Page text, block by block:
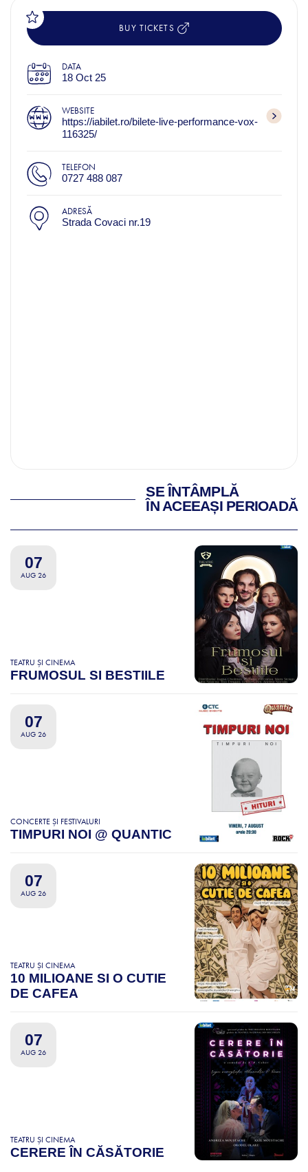
BUY TICKETS
DATA
18 Oct 25
WEBSITE
https://iabilet.ro/bilete-live-performance-vox-
116325/
TELEFON
0727 488 087
ADRESĂ
Strada Covaci nr.19
SE ÎNTÂMPLĂ
ÎN ACEEAȘI PERIOADĂ
07
AUG 26
TEATRU ȘI CINEMA
FRUMOSUL SI BESTIILE
07
AUG 26
CONCERTE ȘI FESTIVALURI
TIMPURI NOI @ QUANTIC
07
AUG 26
TEATRU ȘI CINEMA
10 MILIOANE SI O CUTIE
DE CAFEA
07
AUG 26
TEATRU ȘI CINEMA
CERERE ÎN CĂSĂTORIE